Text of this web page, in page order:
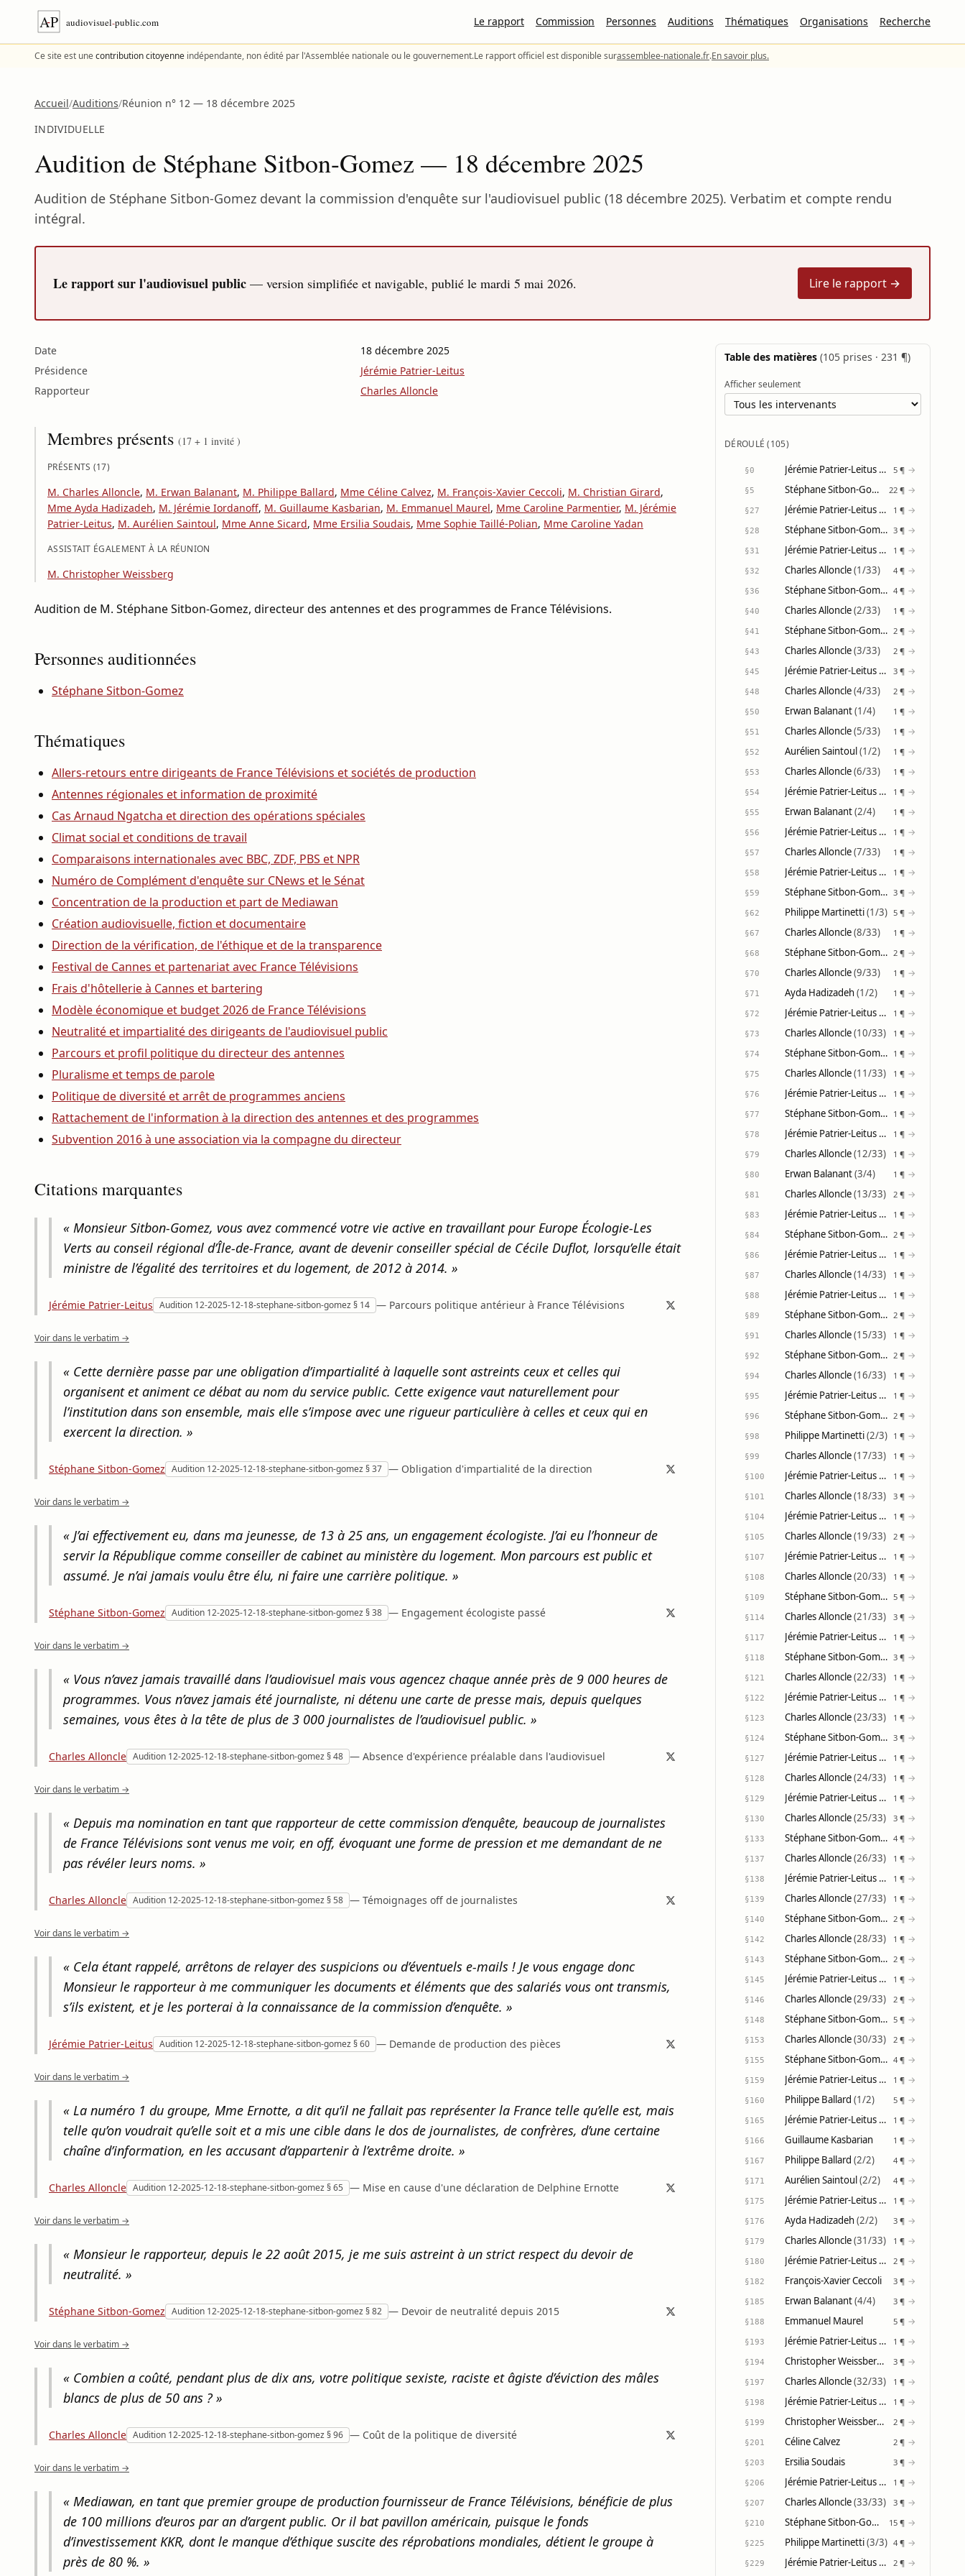
Aller au contenu
Le rapport Commission Personnes Auditions Thématiques Organisations Recherche
Ce site est unecontribution citoyenne indépendante, non édité par l'Assemblée nationale ou le gouvernement.Le rapport officiel est disponible surassemblee-nationale.fr.En savoir plus.
Accueil/Auditions/Réunion n° 12 — 18 décembre 2025
INDIVIDUELLE
Audition de Stéphane Sitbon-Gomez — 18 décembre 2025
Audition de Stéphane Sitbon-Gomez devant la commission d'enquête sur l'audiovisuel public (18 décembre 2025). Verbatim et compte rendu
intégral.
Le rapport sur l'audiovisuel public — version simplifiée et navigable, publié le mardi 5 mai 2026. Lire le rapport →
Date
18 décembre 2025
Présidence
Jérémie Patrier-Leitus
Rapporteur
Charles Alloncle
Membres présents (17 + 1 invité )
PRÉSENTS (17)
M. Charles Alloncle, M. Erwan Balanant, M. Philippe Ballard, Mme Céline Calvez, M. François-Xavier Ceccoli, M. Christian Girard,
Mme Ayda Hadizadeh, M. Jérémie Iordanoff, M. Guillaume Kasbarian, M. Emmanuel Maurel, Mme Caroline Parmentier, M. Jérémie
Patrier-Leitus, M. Aurélien Saintoul, Mme Anne Sicard, Mme Ersilia Soudais, Mme Sophie Taillé-Polian, Mme Caroline Yadan
ASSISTAIT ÉGALEMENT À LA RÉUNION
M. Christopher Weissberg
Audition de M. Stéphane Sitbon-Gomez, directeur des antennes et des programmes de France Télévisions.
Personnes auditionnées
Stéphane Sitbon-Gomez
Thématiques
Allers-retours entre dirigeants de France Télévisions et sociétés de production
Antennes régionales et information de proximité
Cas Arnaud Ngatcha et direction des opérations spéciales
Climat social et conditions de travail
Comparaisons internationales avec BBC, ZDF, PBS et NPR
Numéro de Complément d'enquête sur CNews et le Sénat
Concentration de la production et part de Mediawan
Création audiovisuelle, fiction et documentaire
Direction de la vérification, de l'éthique et de la transparence
Festival de Cannes et partenariat avec France Télévisions
Frais d'hôtellerie à Cannes et bartering
Modèle économique et budget 2026 de France Télévisions
Neutralité et impartialité des dirigeants de l'audiovisuel public
Parcours et profil politique du directeur des antennes
Pluralisme et temps de parole
Politique de diversité et arrêt de programmes anciens
Rattachement de l'information à la direction des antennes et des programmes
Subvention 2016 à une association via la compagne du directeur
Citations marquantes
« Monsieur Sitbon-Gomez, vous avez commencé votre vie active en travaillant pour Europe Écologie-Les
Verts au conseil régional d’Île-de-France, avant de devenir conseiller spécial de Cécile Duflot, lorsqu’elle était
ministre de l’égalité des territoires et du logement, de 2012 à 2014. »
Jérémie Patrier-Leitus Audition 12-2025-12-18-stephane-sitbon-gomez § 14 — Parcours politique antérieur à France Télévisions
Voir dans le verbatim →
« Cette dernière passe par une obligation d’impartialité à laquelle sont astreints ceux et celles qui
organisent et animent ce débat au nom du service public. Cette exigence vaut naturellement pour
l’institution dans son ensemble, mais elle s’impose avec une rigueur particulière à celles et ceux qui en
exercent la direction. »
Stéphane Sitbon-Gomez Audition 12-2025-12-18-stephane-sitbon-gomez § 37 — Obligation d'impartialité de la direction
Voir dans le verbatim →
« J’ai effectivement eu, dans ma jeunesse, de 13 à 25 ans, un engagement écologiste. J’ai eu l’honneur de
servir la République comme conseiller de cabinet au ministère du logement. Mon parcours est public et
assumé. Je n’ai jamais voulu être élu, ni faire une carrière politique. »
Stéphane Sitbon-Gomez Audition 12-2025-12-18-stephane-sitbon-gomez § 38 — Engagement écologiste passé
Voir dans le verbatim →
« Vous n’avez jamais travaillé dans l’audiovisuel mais vous agencez chaque année près de 9 000 heures de
programmes. Vous n’avez jamais été journaliste, ni détenu une carte de presse mais, depuis quelques
semaines, vous êtes à la tête de plus de 3 000 journalistes de l’audiovisuel public. »
Charles Alloncle Audition 12-2025-12-18-stephane-sitbon-gomez § 48 — Absence d'expérience préalable dans l'audiovisuel
Voir dans le verbatim →
« Depuis ma nomination en tant que rapporteur de cette commission d’enquête, beaucoup de journalistes
de France Télévisions sont venus me voir, en off, évoquant une forme de pression et me demandant de ne
pas révéler leurs noms. »
Charles Alloncle Audition 12-2025-12-18-stephane-sitbon-gomez § 58 — Témoignages off de journalistes
Voir dans le verbatim →
« Cela étant rappelé, arrêtons de relayer des suspicions ou d’éventuels e-mails ! Je vous engage donc
Monsieur le rapporteur à me communiquer les documents et éléments que des salariés vous ont transmis,
s’ils existent, et je les porterai à la connaissance de la commission d’enquête. »
Jérémie Patrier-Leitus Audition 12-2025-12-18-stephane-sitbon-gomez § 60 — Demande de production des pièces
Voir dans le verbatim →
« La numéro 1 du groupe, Mme Ernotte, a dit qu’il ne fallait pas représenter la France telle qu’elle est, mais
telle qu’on voudrait qu’elle soit et a mis une cible dans le dos de journalistes, de confrères, d’une certaine
chaîne d’information, en les accusant d’appartenir à l’extrême droite. »
Charles Alloncle Audition 12-2025-12-18-stephane-sitbon-gomez § 65 — Mise en cause d'une déclaration de Delphine Ernotte
Voir dans le verbatim →
« Monsieur le rapporteur, depuis le 22 août 2015, je me suis astreint à un strict respect du devoir de
neutralité. »
Stéphane Sitbon-Gomez Audition 12-2025-12-18-stephane-sitbon-gomez § 82 — Devoir de neutralité depuis 2015
Voir dans le verbatim →
« Combien a coûté, pendant plus de dix ans, votre politique sexiste, raciste et âgiste d’éviction des mâles
blancs de plus de 50 ans ? »
Charles Alloncle Audition 12-2025-12-18-stephane-sitbon-gomez § 96 — Coût de la politique de diversité
Voir dans le verbatim →
« Mediawan, en tant que premier groupe de production fournisseur de France Télévisions, bénéficie de plus
de 100 millions d’euros par an d’argent public. Or il bat pavillon américain, puisque le fonds
d’investissement KKR, dont le manque d’éthique suscite des réprobations mondiales, détient le groupe à
près de 80 %. »
Table des matières (105 prises · 231 ¶)
Afficher seulement
DÉROULÉ (105)
§0 Jérémie Patrier-Leitus
(1/31)
5 ¶ →
§5 Stéphane Sitbon-Gomez (1/21)
22 ¶ →
§27 Jérémie Patrier-Leitus
(2/31)
1 ¶ →
§28 Stéphane Sitbon-Gomez (2/21)
3 ¶ →
§31 Jérémie Patrier-Leitus
(3/31)
1 ¶ →
§32 Charles Alloncle(1/33) 4 ¶ →
§36 Stéphane Sitbon-Gomez (3/21)
4 ¶ →
§40 Charles Alloncle(2/33) 1 ¶ →
§41 Stéphane Sitbon-Gomez (4/21)
2 ¶ →
§43 Charles Alloncle(3/33) 2 ¶ →
§45 Jérémie Patrier-Leitus
(4/31)
3 ¶ →
§48 Charles Alloncle(4/33) 2 ¶ →
§50 Erwan Balanant(1/4) 1 ¶ →
§51 Charles Alloncle(5/33) 1 ¶ →
§52 Aurélien Saintoul(1/2) 1 ¶ →
§53 Charles Alloncle(6/33) 1 ¶ →
§54 Jérémie Patrier-Leitus
(5/31)
1 ¶ →
§55 Erwan Balanant(2/4) 1 ¶ →
§56 Jérémie Patrier-Leitus
(6/31)
1 ¶ →
§57 Charles Alloncle(7/33) 1 ¶ →
§58 Jérémie Patrier-Leitus
(7/31)
1 ¶ →
§59 Stéphane Sitbon-Gomez (5/21)
3 ¶ →
§62 Philippe Martinetti(1/3) 5 ¶ →
§67 Charles Alloncle(8/33) 1 ¶ →
§68 Stéphane Sitbon-Gomez (6/21)
2 ¶ →
§70 Charles Alloncle(9/33) 1 ¶ →
§71 Ayda Hadizadeh (1/2) 1 ¶ →
§72 Jérémie Patrier-Leitus
(8/31)
1 ¶ →
§73 Charles Alloncle(10/33) 1 ¶ →
§74 Stéphane Sitbon-Gomez (7/21)
1 ¶ →
§75 Charles Alloncle(11/33) 1 ¶ →
§76 Jérémie Patrier-Leitus
(9/31)
1 ¶ →
§77 Stéphane Sitbon-Gomez (8/21)
1 ¶ →
§78 Jérémie Patrier-Leitus
(10/31)
1 ¶ →
§79 Charles Alloncle(12/33) 1 ¶ →
§80 Erwan Balanant(3/4) 1 ¶ →
§81 Charles Alloncle(13/33) 2 ¶ →
§83 Jérémie Patrier-Leitus
(11/31)
1 ¶ →
§84 Stéphane Sitbon-Gomez (9/21)
2 ¶ →
§86 Jérémie Patrier-Leitus
(12/31)
1 ¶ →
§87 Charles Alloncle(14/33) 1 ¶ →
§88 Jérémie Patrier-Leitus
(13/31)
1 ¶ →
§89 Stéphane Sitbon-Gomez (10/21)
2 ¶ →
§91 Charles Alloncle(15/33) 1 ¶ →
§92 Stéphane Sitbon-Gomez (11/21)
2 ¶ →
§94 Charles Alloncle(16/33) 1 ¶ →
§95 Jérémie Patrier-Leitus
(14/31)
1 ¶ →
§96 Stéphane Sitbon-Gomez (12/21)
2 ¶ →
§98 Philippe Martinetti(2/3) 1 ¶ →
§99 Charles Alloncle(17/33) 1 ¶ →
§100 Jérémie Patrier-Leitus
(15/31)
1 ¶ →
§101 Charles Alloncle(18/33) 3 ¶ →
§104 Jérémie Patrier-Leitus
(16/31)
1 ¶ →
§105 Charles Alloncle(19/33) 2 ¶ →
§107 Jérémie Patrier-Leitus
(17/31)
1 ¶ →
§108 Charles Alloncle(20/33) 1 ¶ →
§109 Stéphane Sitbon-Gomez (13/21)
5 ¶ →
§114 Charles Alloncle(21/33) 3 ¶ →
§117 Jérémie Patrier-Leitus
(18/31)
1 ¶ →
§118 Stéphane Sitbon-Gomez (14/21)
3 ¶ →
§121 Charles Alloncle(22/33) 1 ¶ →
§122 Jérémie Patrier-Leitus
(19/31)
1 ¶ →
§123 Charles Alloncle(23/33) 1 ¶ →
§124 Stéphane Sitbon-Gomez (15/21)
3 ¶ →
§127 Jérémie Patrier-Leitus
(20/31)
1 ¶ →
§128 Charles Alloncle(24/33) 1 ¶ →
§129 Jérémie Patrier-Leitus
(21/31)
1 ¶ →
§130 Charles Alloncle(25/33) 3 ¶ →
§133 Stéphane Sitbon-Gomez (16/21)
4 ¶ →
§137 Charles Alloncle(26/33) 1 ¶ →
§138 Jérémie Patrier-Leitus
(22/31)
1 ¶ →
§139 Charles Alloncle(27/33) 1 ¶ →
§140 Stéphane Sitbon-Gomez (17/21)
2 ¶ →
§142 Charles Alloncle(28/33) 1 ¶ →
§143 Stéphane Sitbon-Gomez (18/21)
2 ¶ →
§145 Jérémie Patrier-Leitus
(23/31)
1 ¶ →
§146 Charles Alloncle(29/33) 2 ¶ →
§148 Stéphane Sitbon-Gomez (19/21)
5 ¶ →
§153 Charles Alloncle(30/33) 2 ¶ →
§155 Stéphane Sitbon-Gomez (20/21)
4 ¶ →
§159 Jérémie Patrier-Leitus
(24/31)
1 ¶ →
§160 Philippe Ballard (1/2) 5 ¶ →
§165 Jérémie Patrier-Leitus
(25/31)
1 ¶ →
§166 Guillaume Kasbarian 1 ¶ →
§167 Philippe Ballard (2/2) 4 ¶ →
§171 Aurélien Saintoul(2/2) 4 ¶ →
§175 Jérémie Patrier-Leitus
(26/31)
1 ¶ →
§176 Ayda Hadizadeh (2/2) 3 ¶ →
§179 Charles Alloncle(31/33) 1 ¶ →
§180 Jérémie Patrier-Leitus
(27/31)
2 ¶ →
§182 François-Xavier Ceccoli 3 ¶ →
§185 Erwan Balanant(4/4) 3 ¶ →
§188 Emmanuel Maurel 5 ¶ →
§193 Jérémie Patrier-Leitus
(28/31)
1 ¶ →
§194 Christopher Weissberg (1/2)
3 ¶ →
§197 Charles Alloncle(32/33) 1 ¶ →
§198 Jérémie Patrier-Leitus
(29/31)
1 ¶ →
§199 Christopher Weissberg (2/2)
2 ¶ →
§201 Céline Calvez 2 ¶ →
§203 Ersilia Soudais 3 ¶ →
§206 Jérémie Patrier-Leitus
(30/31)
1 ¶ →
§207 Charles Alloncle(33/33) 3 ¶ →
§210 Stéphane Sitbon-Gomez (21/21)
15 ¶ →
§225 Philippe Martinetti(3/3) 4 ¶ →
§229 Jérémie Patrier-Leitus
(31/31)
2 ¶ →